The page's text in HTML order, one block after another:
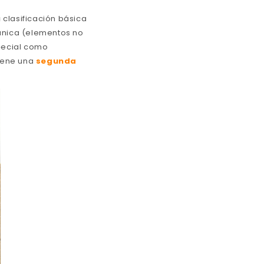
clasificación básica
(elementos no
como
una segunda